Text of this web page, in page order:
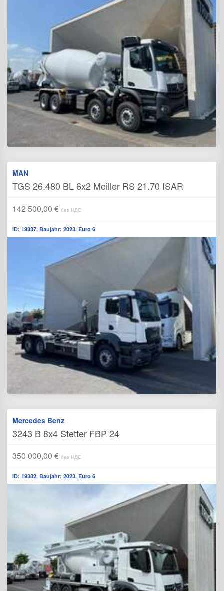
MAN
TGS 26.480 BL 6x2 Meiller RS 21.70 ISAR
142 500,00 € без НДС
ID: 19337, Baujahr: 2023, Euro 6
Mercedes Benz
3243 B 8x4 Stetter FBP 24
350 000,00 € без НДС
ID: 19382, Baujahr: 2023, Euro 6